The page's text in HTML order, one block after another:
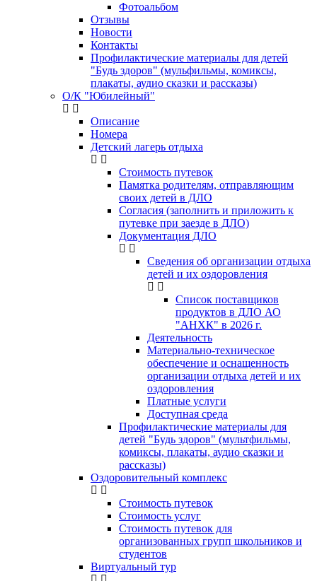
Фотоальбом
Отзывы
Новости
Контакты
Профилактические материалы для детей
"Будь здоров" (мульфильмы, комиксы,
плакаты, аудио сказки и рассказы)
О/К "Юбилейный"
Описание
Номера
Детский лагерь отдыха
Стоимость путевок
Памятка родителям, отправляющим
своих детей в ДЛО
Согласия (заполнить и приложить к
путевке при заезде в ДЛО)
Документация ДЛО
Сведения об организации отдыха
детей и их оздоровления
Список поставщиков
продуктов в ДЛО АО
"АНХК" в 2026 г.
Деятельность
Материально-техническое
обеспечение и оснащенность
организации отдыха детей и их
оздоровления
Платные услуги
Доступная среда
Профилактические материалы для
детей "Будь здоров" (мультфильмы,
комиксы, плакаты, аудио сказки и
рассказы)
Оздоровительный комплекс
Стоимость путевок
Стоимость услуг
Стоимость путевок для
организованных групп школьников и
студентов
Виртуальный тур